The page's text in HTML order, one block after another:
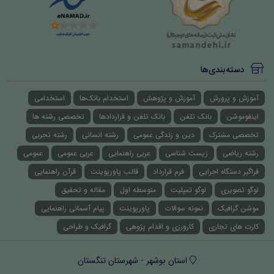
دسته‌بندی‌ها
آموزش و پرورش آموزش و پژوهش استخدام بانک‌ها
استخدامی
اینفوموشن
بانک تلفن بانک تلفن و قراردادها
تخصصی رشته ها
تخصصی مشترک
دین و زندگی عمومی رشته انسانی
رشته تجربی
رشته ریاضی
زیست شناسی عربی راهنمایی عربی عمومی
عمومی
فراگیر دستگاه اجرایی
فرم قرارداد قالب پاورپوینت
قرآن راهنمایی
لوگو تصویری
لوگو تمپلیت متوسطه اول
مقاله و تحقیق
موشن گرافیک
نمونه سوالات پاورپوینت
پیام آسمانی راهنمایی
کارت های تجاری
کارورزی و اقدام پژوهی گرافیک و طراحی
استان بوشهر - شهرستان تنگستان